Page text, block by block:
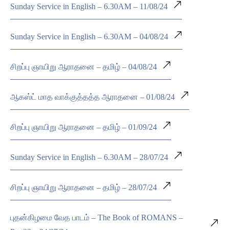
Sunday Service in English – 6.30AM – 11/08/24
Sunday Service in English – 6.30AM – 04/08/24
சிறப்பு ஞாயிறு ஆராதனை – தமிழ் – 04/08/24
ஆகஸ்ட் மாத வாக்குத்தத்த ஆராதனை – 01/08/24
சிறப்பு ஞாயிறு ஆராதனை – தமிழ் – 01/09/24
Sunday Service in English – 6.30AM – 28/07/24
சிறப்பு ஞாயிறு ஆராதனை – தமிழ் – 28/07/24
புதன்கிழமை வேத பாடம் – The Book of ROMANS –